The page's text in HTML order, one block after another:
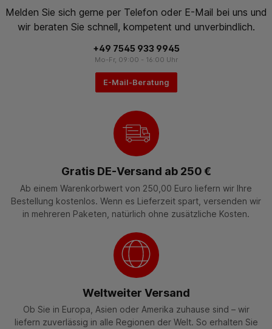
Melden Sie sich gerne per Telefon oder E-Mail bei uns und
wir beraten Sie schnell, kompetent und unverbindlich.
+49 7545 933 9945
Mo-Fr, 09:00 - 16:00 Uhr
E-Mail-Beratung
Gratis DE-Versand ab 250 €
Ab einem Warenkorbwert von 250,00 Euro liefern wir Ihre
Bestellung kostenlos. Wenn es Lieferzeit spart, versenden wir
in mehreren Paketen, natürlich ohne zusätzliche Kosten.
Weltweiter Versand
Ob Sie in Europa, Asien oder Amerika zuhause sind – wir
liefern zuverlässig in alle Regionen der Welt. So erhalten Sie